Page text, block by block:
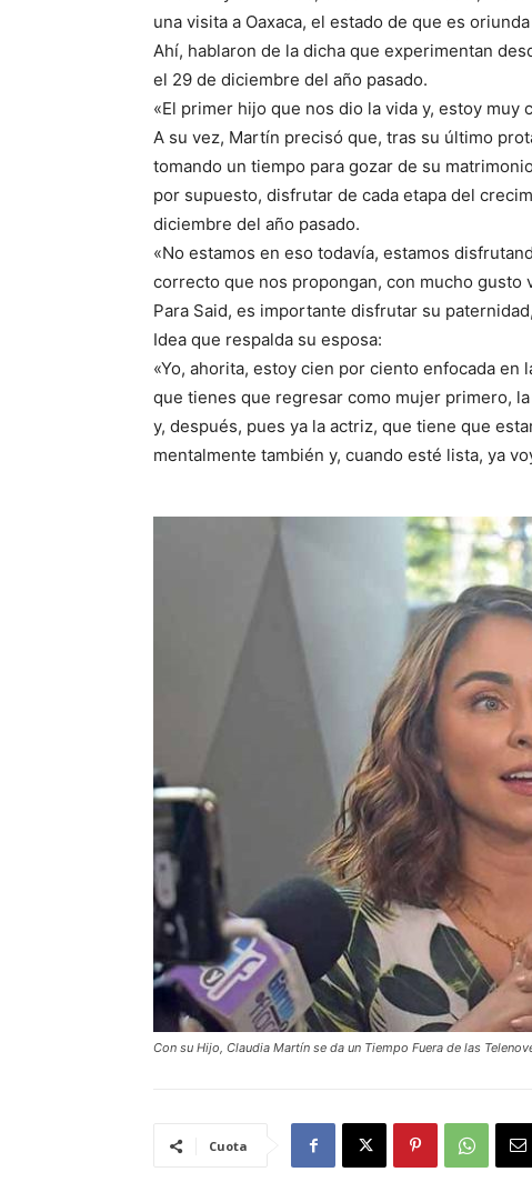
una visita a Oaxaca, el estado de que es
Ahí, hablaron de la dicha que experimentan
el 29 de diciembre del año pasado.
«El primer hijo que nos dio la vida y, estoy
A su vez, Martín precisó que, tras su último
tomando un tiempo para gozar de su
por supuesto, disfrutar de cada etapa del
diciembre del año pasado.
«No estamos en eso todavía, estamos
correcto que nos propongan, con mucho gusto
Para Said, es importante disfrutar su
Idea que respalda su esposa:
«Yo, ahorita, estoy cien por ciento enfocada
que tienes que regresar como mujer primero,
y, después, pues ya la actriz, que tiene que
mentalmente también y, cuando esté lista, ya
Con su Hijo, Claudia Martín se da un Tiempo Fuera de las
Cuota